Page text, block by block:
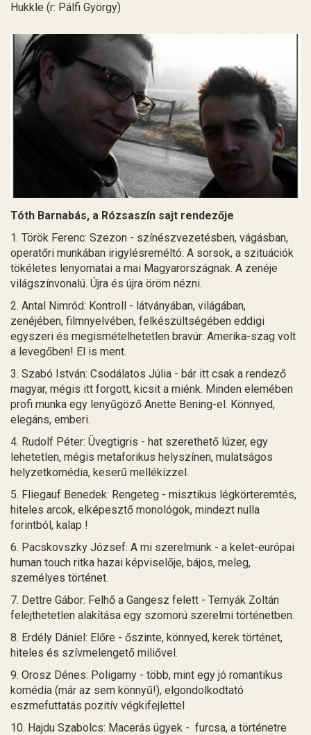
Hukkle (r: Pálfi György)
Tóth Barnabás, a Rózsaszín sajt rendezője
1. Török Ferenc: Szezon - színészvezetésben, vágásban,
operatőri munkában irigylésreméltó. A sorsok, a szituációk
tökéletes lenyomatai a mai Magyarországnak. A zenéje
világszínvonalú. Újra és újra öröm nézni.
2. Antal Nimród: Kontroll - látványában, világában,
zenéjében, filmnyelvében, felkészültségében eddigi
egyszeri és megismételhetetlen bravúr: Amerika-szag volt
a levegőben! El is ment.
3. Szabó István: Csodálatos Júlia - bár itt csak a rendező
magyar, mégis itt forgott, kicsit a miénk. Minden elemében
profi munka egy lenyűgöző Anette Bening-el. Könnyed,
elegáns, emberi.
4. Rudolf Péter: Üvegtigris - hat szerethető lúzer, egy
lehetetlen, mégis metaforikus helyszínen, mulatságos
helyzetkomédia, keserű mellékízzel.
5. Fliegauf Benedek: Rengeteg - misztikus légkörteremtés,
hiteles arcok, elképesztő monológok, mindezt nulla
forintból, kalap !
6. Pacskovszky József: A mi szerelmünk - a kelet-európai
human touch ritka hazai képviselője, bájos, meleg,
személyes történet.
7. Dettre Gábor: Felhő a Gangesz felett - Ternyák Zoltán
felejthetetlen alakítása egy szomorú szerelmi történetben.
8. Erdély Dániel: Előre - őszinte, könnyed, kerek történet,
hiteles és szívmelengető miliővel.
9. Orosz Dénes: Poligamy - több, mint egy jó romantikus
komédia (már az sem könnyű!), elgondolkodtató
eszmefuttatás pozitív végkifejlettel
10. Hajdu Szabolcs: Macerás ügyek - furcsa, a történetre